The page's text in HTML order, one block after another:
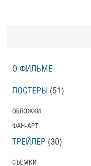
О ФИЛЬМЕ
ПОСТЕРЫ (51)
ОБЛОЖКИ
ФАН-АРТ
ТРЕЙЛЕР (30)
СЪЕМКИ